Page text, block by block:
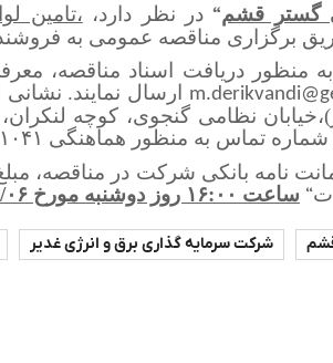
گستر قشم“ در نظر دارد، ،تامین
برگزاری مناقصه عمومی به
منظور دریافت اسناد مناقصه،
ارسال نمایند.
منظور هماهنگی ۸۸۱۹۱۰۴۱ -۰۲۱ داخلی ۲۱۸ می‏باشد.
نامه بانکی شرکت در مناقصه،
“ ساعت ۱۶:۰۰ روز دوشنبه مورخ ۱۴۰۴/۰۵/۰۶
شرکت سرمایه گذاری برق و انرژی غدیر